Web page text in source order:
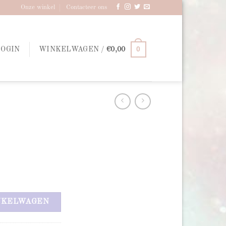
Onze winkel Contacteer ons
WINKELWAGEN /€0,00 0